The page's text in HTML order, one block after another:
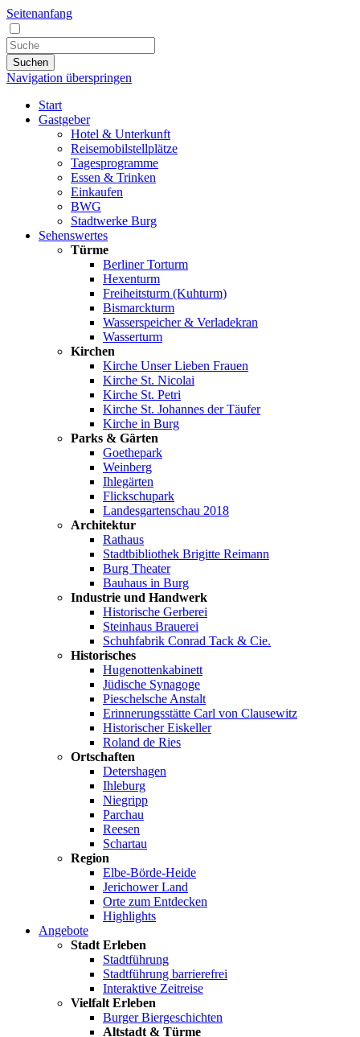
Seitenanfang
Suchen
Navigation überspringen
Start
Gastgeber
Hotel & Unterkunft
Reisemobilstellplätze
Tagesprogramme
Essen & Trinken
Einkaufen
BWG
Stadtwerke Burg
Sehenswertes
Türme
Berliner Torturm
Hexenturm
Freiheitsturm (Kuhturm)
Bismarckturm
Wasserspeicher & Verladekran
Wasserturm
Kirchen
Kirche Unser Lieben Frauen
Kirche St. Nicolai
Kirche St. Petri
Kirche St. Johannes der Täufer
Kirche in Burg
Parks & Gärten
Goethepark
Weinberg
Ihlegärten
Flickschupark
Landesgartenschau 2018
Architektur
Rathaus
Stadtbibliothek Brigitte Reimann
Burg Theater
Bauhaus in Burg
Industrie und Handwerk
Historische Gerberei
Steinhaus Brauerei
Schuhfabrik Conrad Tack & Cie.
Historisches
Hugenottenkabinett
Jüdische Synagoge
Pieschelsche Anstalt
Erinnerungsstätte Carl von Clausewitz
Historischer Eiskeller
Roland de Ries
Ortschaften
Detershagen
Ihleburg
Niegripp
Parchau
Reesen
Schartau
Region
Elbe-Börde-Heide
Jerichower Land
Orte zum Entdecken
Highlights
Angebote
Stadt Erleben
Stadtführung
Stadtführung barrierefrei
Interaktive Zeitreise
Vielfalt Erleben
Burger Biergeschichten
Altstadt & Türme